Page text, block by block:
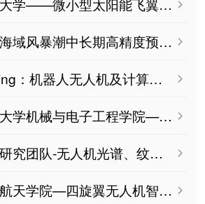
ꔷ 研究提出渤海海域风暴潮中长期高精度预报方法
ꔷ AgriEngineering：机器人无人机及计算机视觉在农业工程中的应用 MDPI 特刊征稿
ꔷ 西北农林科技大学机械与电子工程学院——YOLO-ST-OD：基于低空无人机复杂果园场景下猕猴桃日灼灾害监测 MDPI Horticulturae
ꔷ 中国巴西联合研究团队-无人机光谱、纹理与几何特征提升高多样性湿地草本植物制图精度 MDPI Remote Sensing
ꔷ 中山大学航空航天学院—四旋翼无人机智能自抗扰控制方法 (TD3-ADRC) MDPI Drones